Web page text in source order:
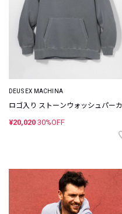
DEUS EX MACHINA
ロゴ入り ストーンウォッシュパーカ
¥20,020 30%OFF